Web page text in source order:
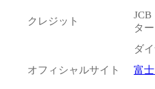
クレジット
タ
ダ
オフィシャルサイト
富